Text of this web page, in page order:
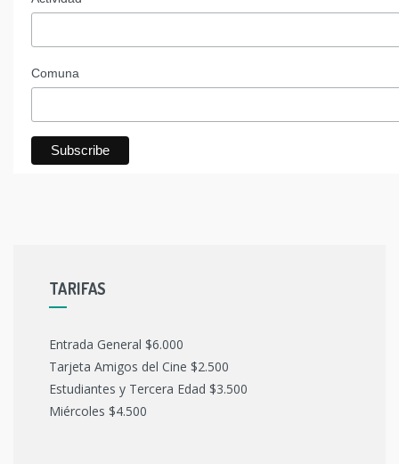
Comuna
TARIFAS
Entrada General $6.000
Tarjeta Amigos del Cine $2.500
Estudiantes y Tercera Edad $3.500
Miércoles $4.500